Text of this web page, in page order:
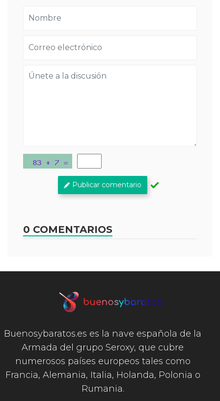
Publicar comentario
0 COMENTARIOS
Buenosybaratos.es es la nave española de la
Armada del grupo Seroxy, que cubre
numerosos países europeos tales como
Francia, Alemania, Italia, Holanda, Polonia o
Rumania.